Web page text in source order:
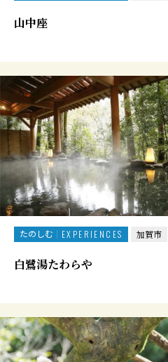
山中座
たのしむ EXPERIENCES 加賀市
白鷺湯たわらや